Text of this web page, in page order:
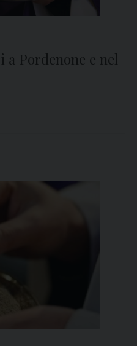
a Pordenone e nel